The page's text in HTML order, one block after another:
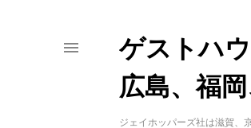
ゲストハ
広島、福
ジェイホッパーズ社は滋賀、